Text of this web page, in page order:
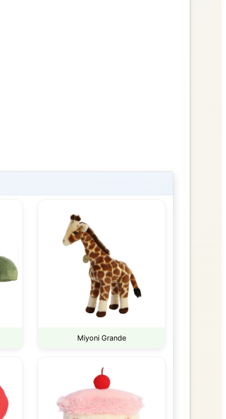
Miyoni Grande